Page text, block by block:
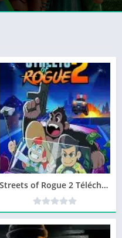
Streets of Rogue 2 Télécharger jeu PC